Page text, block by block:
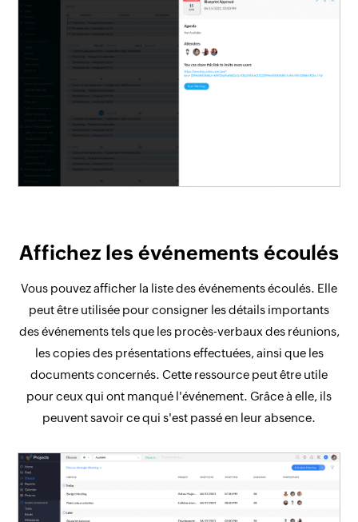
Affichez les événements écoulés
Vous pouvez afficher la liste des événements écoulés. Elle
peut être utilisée pour consigner les détails importants
des événements tels que les procès-verbaux des réunions,
les copies des présentations effectuées, ainsi que les
documents concernés. Cette ressource peut être utile
pour ceux qui ont manqué l'événement. Grâce à elle, ils
peuvent savoir ce qui s'est passé en leur absence.